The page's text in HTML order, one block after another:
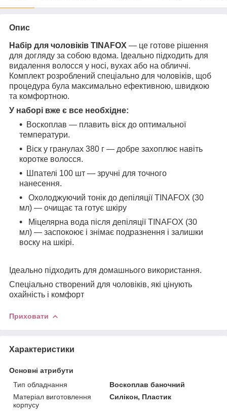
Опис
Набір для чоловіків TINAFOX — це готове рішення
для догляду за собою вдома. Ідеально підходить для
видалення волосся у носі, вухах або на обличчі.
Комплект розроблений спеціально для чоловіків, щоб
процедура була максимально ефективною, швидкою
та комфортною.
У наборі вже є все необхідне:
Воскоплав — плавить віск до оптимальної
температури.
Віск у гранулах 380 г — добре захоплює навіть
коротке волосся.
Шпателі 100 шт — зручні для точного
нанесення.
Охолоджуючий тонік до депіляції TINAFOX (30
мл) — очищає та готує шкіру
Міцелярна вода після депіляції TINAFOX (30
мл) — заспокоює і знімає подразнення і залишки
воску на шкірі.
Ідеально підходить для домашнього використання.
Спеціально створений для чоловіків, які цінують
охайність і комфорт
Приховати
Характеристики
Основні атрибути
Тип обладнання
Воскоплав баночний
Матеріал виготовлення
корпусу
Силікон, Пластик